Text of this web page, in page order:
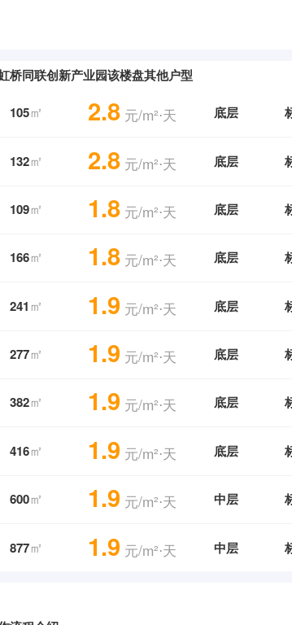
桥同联创新产业园该楼盘其他户型
105㎡ 2.8 元/m²⋅天 底层
132㎡ 2.8 元/m²⋅天 底层
109㎡ 1.8 元/m²⋅天 底层
166㎡ 1.8 元/m²⋅天 底层
241 ㎡ 1.9 元/m²⋅天 底层
277㎡ 1.9 元/m²⋅天 底层
382㎡ 1.9 元/m²⋅天 底层
416㎡ 1.9 元/m²⋅天 底层
600㎡ 1.9 元/m²⋅天 中层
877㎡ 1.9 元/m²⋅天 中层